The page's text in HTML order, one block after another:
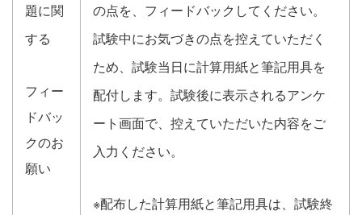
題に関
する
フィー
ドバッ
クのお
願い
の点を、フィードバックしてください。
試験中にお気づきの点を控えていただく
ため、試験当日に計算用紙と筆記用具を
配付します。試験後に表示されるアンケ
ート画面で、控えていただいた内容をご
入力ください。
※配布した計算用紙と筆記用具は、試験終